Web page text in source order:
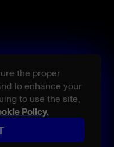
the proper
to enhance your
to use the site,
Policy.